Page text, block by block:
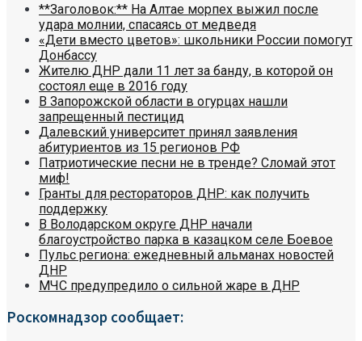
**Заголовок:** На Алтае морпех выжил после
удара молнии, спасаясь от медведя
«Дети вместо цветов»: школьники России помогут
Донбассу
Жителю ДНР дали 11 лет за банду, в которой он
состоял еще в 2016 году
В Запорожской области в огурцах нашли
запрещенный пестицид
Далевский университет принял заявления
абитуриентов из 15 регионов РФ
Патриотические песни не в тренде? Сломай этот
миф!
Гранты для рестораторов ДНР: как получить
поддержку
В Володарском округе ДНР начали
благоустройство парка в казацком селе Боевое
Пульс региона: ежедневный альманах новостей
ДНР
МЧС предупредило о сильной жаре в ДНР
Роскомнадзор сообщает: